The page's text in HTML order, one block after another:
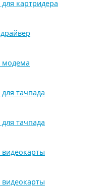
картридера
модема
тачпада
тачпада
видеокарты
видеокарты